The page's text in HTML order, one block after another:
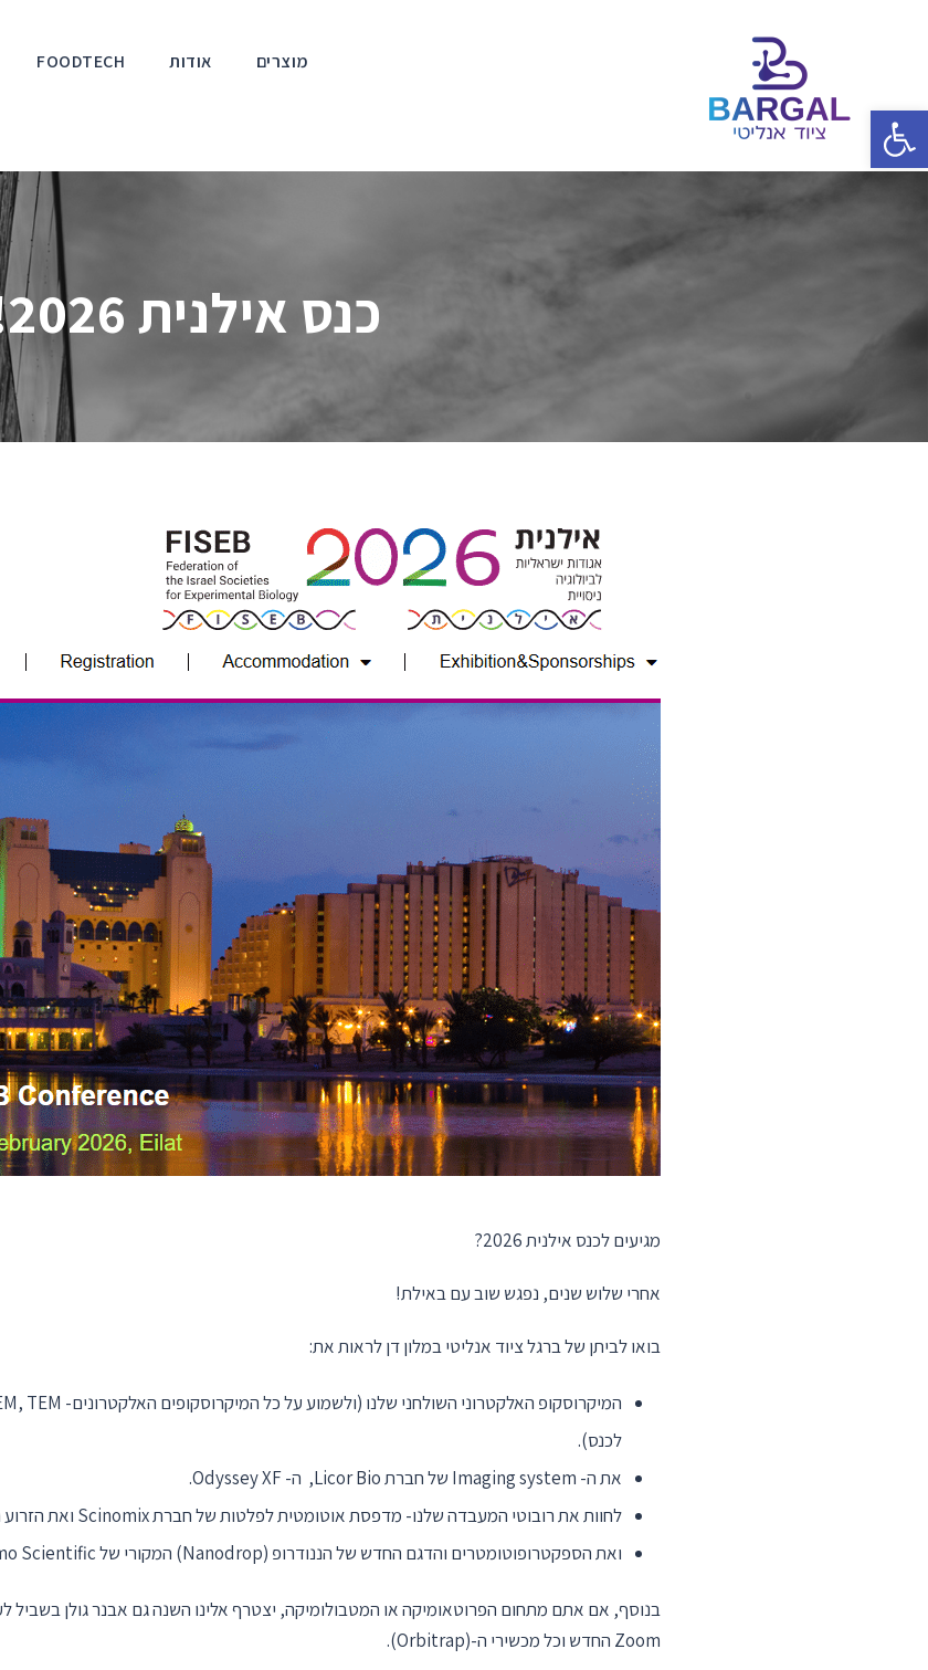
פתח סרגל נגישות
מוצרים אודות FOODTECH
כנס אילנית 2026!
מגיעים לכנס אילנית 2026?
אחרי שלוש שנים, נפגש שוב עם באילת!
בואו לביתן של ברגל ציוד אנליטי במלון דן לראות את:
לכנס).
את ה- Imaging system של חברת Licor Bio, ה- Odyssey XF.
לחוות את רובוטי המעבדה שלנו- מדפסת אוטומטית לפלטות של חברת Scinomix ואת הזרוע הרובוטית של Thermo Scientific.
ואת הספקטרופוטומטרים והדגם החדש של הננודרופ (Nanodrop) המקורי של Thermo Scientific.
Zoom החדש וכל מכשירי ה-(Orbitrap).